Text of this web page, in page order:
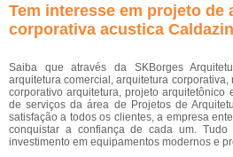
Tem interesse em projeto de
corporativa acustica
Saiba que através da SKBorges
arquitetura comercial, arquitetura
corporativo arquitetura, projeto arquitetônico
de serviços da área de Projetos de
satisfação a todos os clientes, a empresa
conquistar a confiança de cada um.
investimento em equipamentos modernos e